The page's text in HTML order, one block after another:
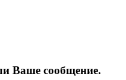
Ваше сообщение.